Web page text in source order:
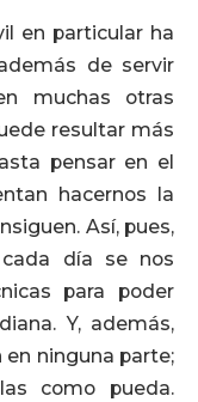
en particular ha
de servir
muchas otras
resultar más
pensar en el
hacernos la
Así, pues,
día se nos
para poder
Y, además,
ninguna parte;
como pueda.